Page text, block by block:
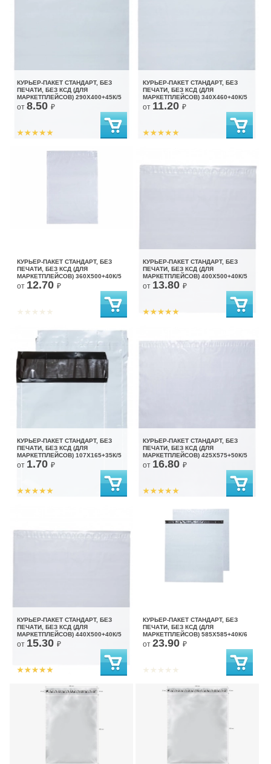
КУРЬЕР-ПАКЕТ СТАНДАРТ, БЕЗ
ПЕЧАТИ, БЕЗ КСД (ДЛЯ
МАРКЕТПЛЕЙСОВ) 290X400+45К/5
от 8.50 ₽
КУРЬЕР-ПАКЕТ СТАНДАРТ, БЕЗ
ПЕЧАТИ, БЕЗ КСД (ДЛЯ
МАРКЕТПЛЕЙСОВ) 340X460+40К/5
от 11.20 ₽
КУРЬЕР-ПАКЕТ СТАНДАРТ, БЕЗ
ПЕЧАТИ, БЕЗ КСД (ДЛЯ
МАРКЕТПЛЕЙСОВ) 360X500+40К/5
от 12.70 ₽
КУРЬЕР-ПАКЕТ СТАНДАРТ, БЕЗ
ПЕЧАТИ, БЕЗ КСД (ДЛЯ
МАРКЕТПЛЕЙСОВ) 400X500+40К/5
от 13.80 ₽
КУРЬЕР-ПАКЕТ СТАНДАРТ, БЕЗ
ПЕЧАТИ, БЕЗ КСД (ДЛЯ
МАРКЕТПЛЕЙСОВ) 107X165+35К/5
от 1.70 ₽
КУРЬЕР-ПАКЕТ СТАНДАРТ, БЕЗ
ПЕЧАТИ, БЕЗ КСД (ДЛЯ
МАРКЕТПЛЕЙСОВ) 425X575+50К/5
от 16.80 ₽
КУРЬЕР-ПАКЕТ СТАНДАРТ, БЕЗ
ПЕЧАТИ, БЕЗ КСД (ДЛЯ
МАРКЕТПЛЕЙСОВ) 440X500+40К/5
от 15.30 ₽
КУРЬЕР-ПАКЕТ СТАНДАРТ, БЕЗ
ПЕЧАТИ, БЕЗ КСД (ДЛЯ
МАРКЕТПЛЕЙСОВ) 585X585+40К/6
от 23.90 ₽